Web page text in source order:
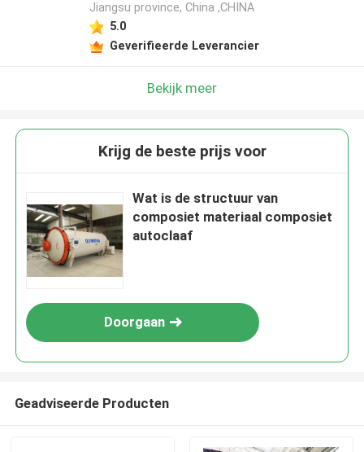
Jiangsu province, China ,CHINA
5.0
Geverifieerde Leverancier
Bekijk meer
Krijg de beste prijs voor
Wat is de structuur van
composiet materiaal composiet
autoclaaf
Doorgaan
Geadviseerde Producten